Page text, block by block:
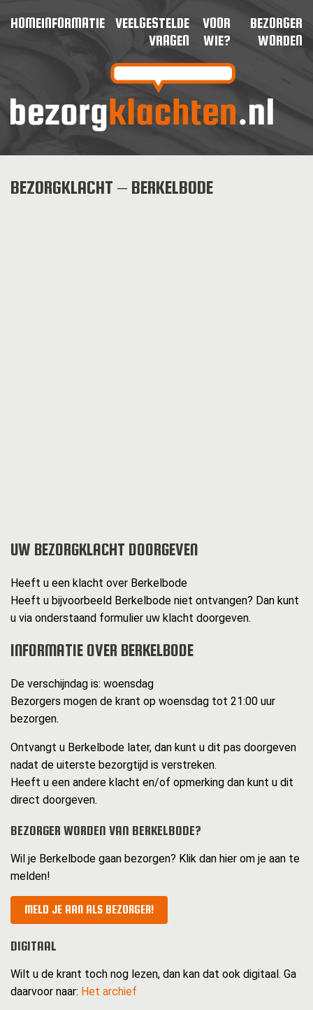
HOMEINFORMATIE
VEELGESTELDE
VRAGEN
VOOR
WIE?
BEZORGER
WORDEN
BEZORGKLACHT – BERKELBODE
UW BEZORGKLACHT DOORGEVEN
Heeft u een klacht over Berkelbode
Heeft u bijvoorbeeld Berkelbode niet ontvangen? Dan kunt
u via onderstaand formulier uw klacht doorgeven.
INFORMATIE OVER BERKELBODE
De verschijndag is: woensdag
Bezorgers mogen de krant op woensdag tot 21:00 uur
bezorgen.
Ontvangt u Berkelbode later, dan kunt u dit pas doorgeven
nadat de uiterste bezorgtijd is verstreken.
Heeft u een andere klacht en/of opmerking dan kunt u dit
direct doorgeven.
BEZORGER WORDEN VAN BERKELBODE?
Wil je Berkelbode gaan bezorgen? Klik dan hier om je aan te
melden!
MELD JE AAN ALS BEZORGER!
DIGITAAL
Wilt u de krant toch nog lezen, dan kan dat ook digitaal. Ga
daarvoor naar: Het archief